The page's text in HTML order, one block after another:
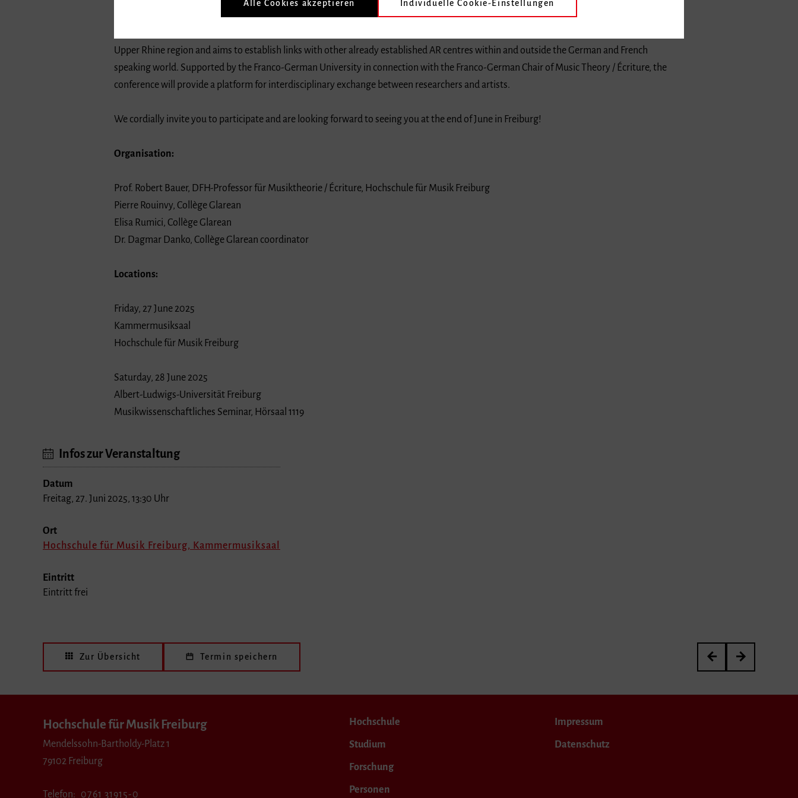
Upper Rhine region and aims to establish links with other already established AR centres within and outside the German and French
speaking world. Supported by the Franco-German University in connection with the Franco-German Chair of Music Theory / Écriture, the
conference will provide a platform for interdisciplinary exchange between researchers and artists.
We cordially invite you to participate and are looking forward to seeing you at the end of June in Freiburg!
Organisation:
Prof. Robert Bauer, DFH-Professor für Musiktheorie / Écriture, Hochschule für Musik Freiburg
Pierre Rouinvy, Collège Glarean
Elisa Rumici, Collège Glarean
Dr. Dagmar Danko, Collège Glarean coordinator
Locations:
Friday, 27 June 2025
Kammermusiksaal
Hochschule für Musik Freiburg
Saturday, 28 June 2025
Albert-Ludwigs-Universität Freiburg
Musikwissenschaftliches Seminar, Hörsaal 1119
Infos zur Veranstaltung
Datum
Freitag, 27. Juni 2025, 13:30 Uhr
Ort
Hochschule für Musik Freiburg, Kammermusiksaal
Eintritt
Eintritt frei
Zur Übersicht Termin speichern
»now i lay me down to
Viola Days
Hochschule für Musik Freiburg
Mendelssohn-Bartholdy-Platz 1
79102 Freiburg
Telefon 0761 31915-0
Hochschule
Studium
Forschung
Personen
Impressum
Datenschutz